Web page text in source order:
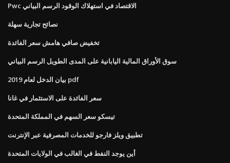
Pwc الاقتصاد في استهلاك الوقود الرسم البياني
نصائح تجارية سهلة
تخفيض صافي هامش سعر الفائدة
سوق الأوراق المالية اليابانية على المدى الطويل الرسم البياني
بيان الدخل لعام 2019 pdf
سعر الفائدة على الاستثمار في غانا
تيسكو سعر السهم في المملكة المتحدة
تطبيق ويلز فارجو للخدمات المصرفية عبر الإنترنت
أين يوجد النفط في الغالب في الولايات المتحدة